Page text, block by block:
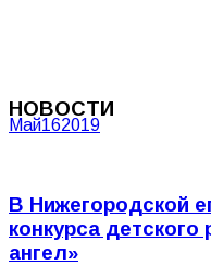
НОВОСТИ
Май162019
В Нижегородской
конкурса
ангел»